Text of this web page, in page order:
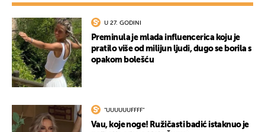
U 27. GODINI
Preminula je mlada influencerica koju je
pratilo više od milijun ljudi, dugo se borila s
opakom bolešću
"UUUUUUFFFF"
Vau, koje noge! Ružičasti badić istaknuo je